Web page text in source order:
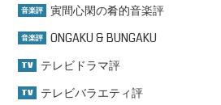
音楽評 寅間心閑の肴的音楽評
音楽評 ONGAKU & BUNGAKU
TV テレビドラマ評
TV テレビバラエティ評